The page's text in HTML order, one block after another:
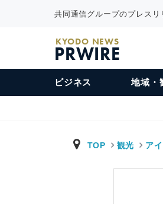
共同通信グループのプレスリ
KYODO NEWS
PRWIRE
ビジネス 地域・
TOP 観光 ア